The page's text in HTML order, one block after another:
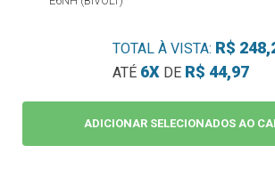
ADICIONAR SELECIONADOS AO
TOTAL À VISTA: R$
ATÉ 6XDE R$ 44,97